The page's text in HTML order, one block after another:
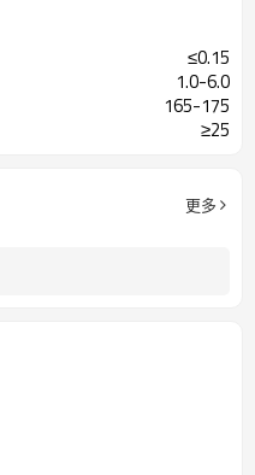
≤0.15
1.0-6.0
165-175
≥25
更多